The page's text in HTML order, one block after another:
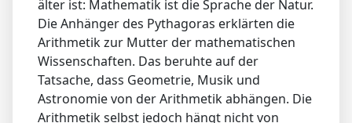
älter ist: Mathematik ist die Sprache der Natur.
Die Anhänger des Pythagoras erklärten die
Arithmetik zur Mutter der mathematischen
Wissenschaften. Das beruhte auf der
Tatsache, dass Geometrie, Musik und
Astronomie von der Arithmetik abhängen. Die
Arithmetik selbst jedoch hängt nicht von